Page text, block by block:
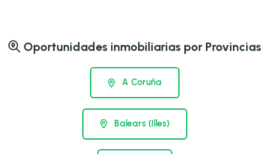
Oportunidades inmobiliarias por Provincias
A Coruña
Balears (Illes)